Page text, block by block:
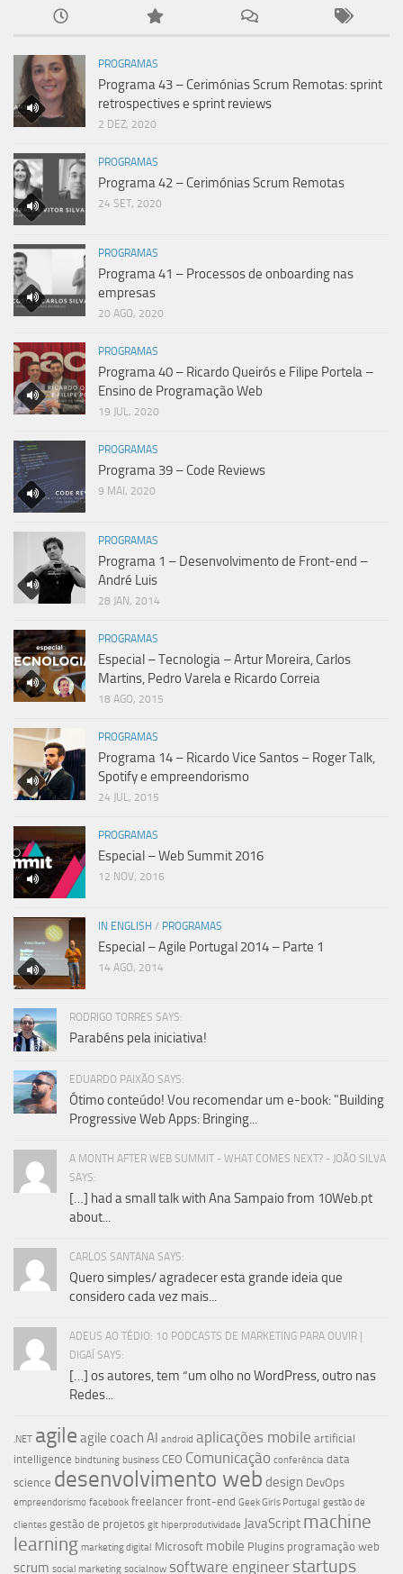
PROGRAMAS
Programa 43 – Cerimónias Scrum Remotas: sprint
retrospectives e sprint reviews
2 DEZ, 2020
PROGRAMAS
Programa 42 – Cerimónias Scrum Remotas
24 SET, 2020
PROGRAMAS
Programa 41 – Processos de onboarding nas
empresas
20 AGO, 2020
PROGRAMAS
Programa 40 – Ricardo Queirós e Filipe Portela –
Ensino de Programação Web
19 JUL, 2020
PROGRAMAS
Programa 39 – Code Reviews
9 MAI, 2020
PROGRAMAS
Programa 1 – Desenvolvimento de Front-end –
André Luis
28 JAN, 2014
PROGRAMAS
Especial – Tecnologia – Artur Moreira, Carlos
Martins, Pedro Varela e Ricardo Correia
18 AGO, 2015
PROGRAMAS
Programa 14 – Ricardo Vice Santos – Roger Talk,
Spotify e empreendorismo
24 JUL, 2015
PROGRAMAS
Especial – Web Summit 2016
12 NOV, 2016
IN ENGLISH / PROGRAMAS
Especial – Agile Portugal 2014 – Parte 1
14 AGO, 2014
RODRIGO TORRES SAYS:
Parabéns pela iniciativa!
EDUARDO PAIXÃO SAYS:
Ótimo conteúdo! Vou recomendar um e-book: "Building
Progressive Web Apps: Bringing...
A MONTH AFTER WEB SUMMIT - WHAT COMES NEXT? - JOÃO SILVA
SAYS:
[…] had a small talk with Ana Sampaio from 10Web.pt
about...
CARLOS SANTANA SAYS:
Quero simples/ agradecer esta grande ideia que
considero cada vez mais...
ADEUS AO TÉDIO: 10 PODCASTS DE MARKETING PARA OUVIR |
DIGAÍ SAYS:
[…] os autores, tem “um olho no WordPress, outro nas
Redes...
.NET agile agile coach AI android aplicações mobile artificial
intelligence bindtuning business CEO Comunicação conferência data
science desenvolvimento web design DevOps
empreendorismo facebook freelancer front-end Geek Girls Portugal gestão de
clientes gestão de projetos git hiperprodutividade JavaScript machine
learning marketing digital Microsoft mobile Plugins programação web
scrum social marketing socialnow software engineer startups